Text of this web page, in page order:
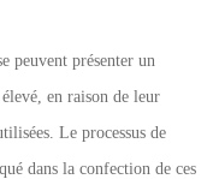
peuvent présenter un
en raison de leur
Le processus de
dans la confection de ces